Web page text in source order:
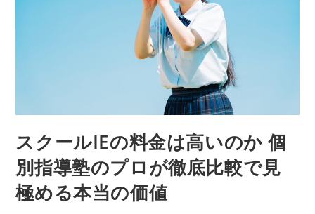
スクールIEの料金は高いのか 個
別指導塾のプロが徹底比較で見
極める本当の価値